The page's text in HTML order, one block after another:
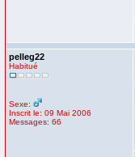
pelleg22
Habitué
Sexe:
Inscrit le: 09 Mai 2006
Messages: 66